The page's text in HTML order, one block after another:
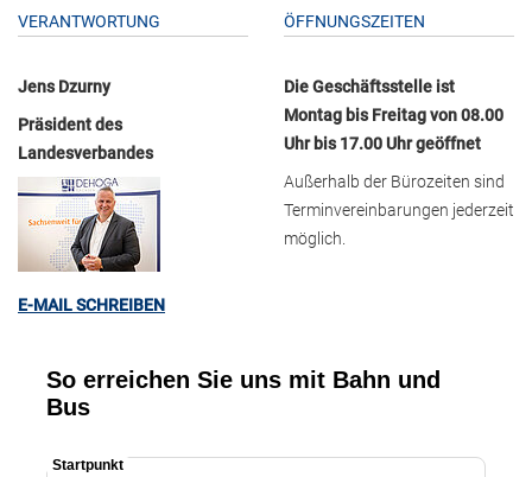
VERANTWORTUNG
Jens Dzurny
Präsident des
Landesverbandes
E-MAIL SCHREIBEN
ÖFFNUNGSZEITEN
Die Geschäftsstelle ist
Montag bis Freitag von 08.00
Uhr bis 17.00 Uhr geöffnet
Außerhalb der Bürozeiten sind
Terminvereinbarungen jederzeit
möglich.